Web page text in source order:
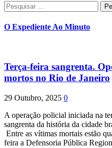
Pesquisar
por:
O Expediente Ao Minuto
Terça-feira sangrenta.
mortos no Rio de Janeiro
29 Outubro, 2025 0
A operação policial iniciada na
sangrenta da história da cidade
Entre as vítimas mortais estão
feira a Defensoria Pública